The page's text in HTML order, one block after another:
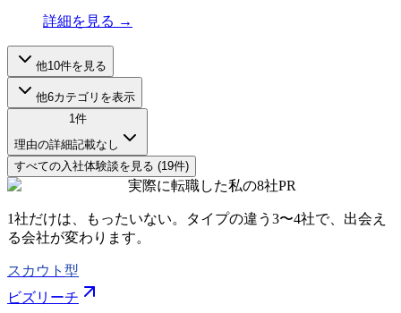
詳細を見る →
他10件を見る
他6カテゴリを表示
1件
理由の詳細記載なし
すべての入社体験談を見る (19件)
実際に転職した私の8社PR
1社だけは、もったいない。タイプの違う 3〜4社で、出会え
る会社が変わります。
スカウト型
ビズリーチ